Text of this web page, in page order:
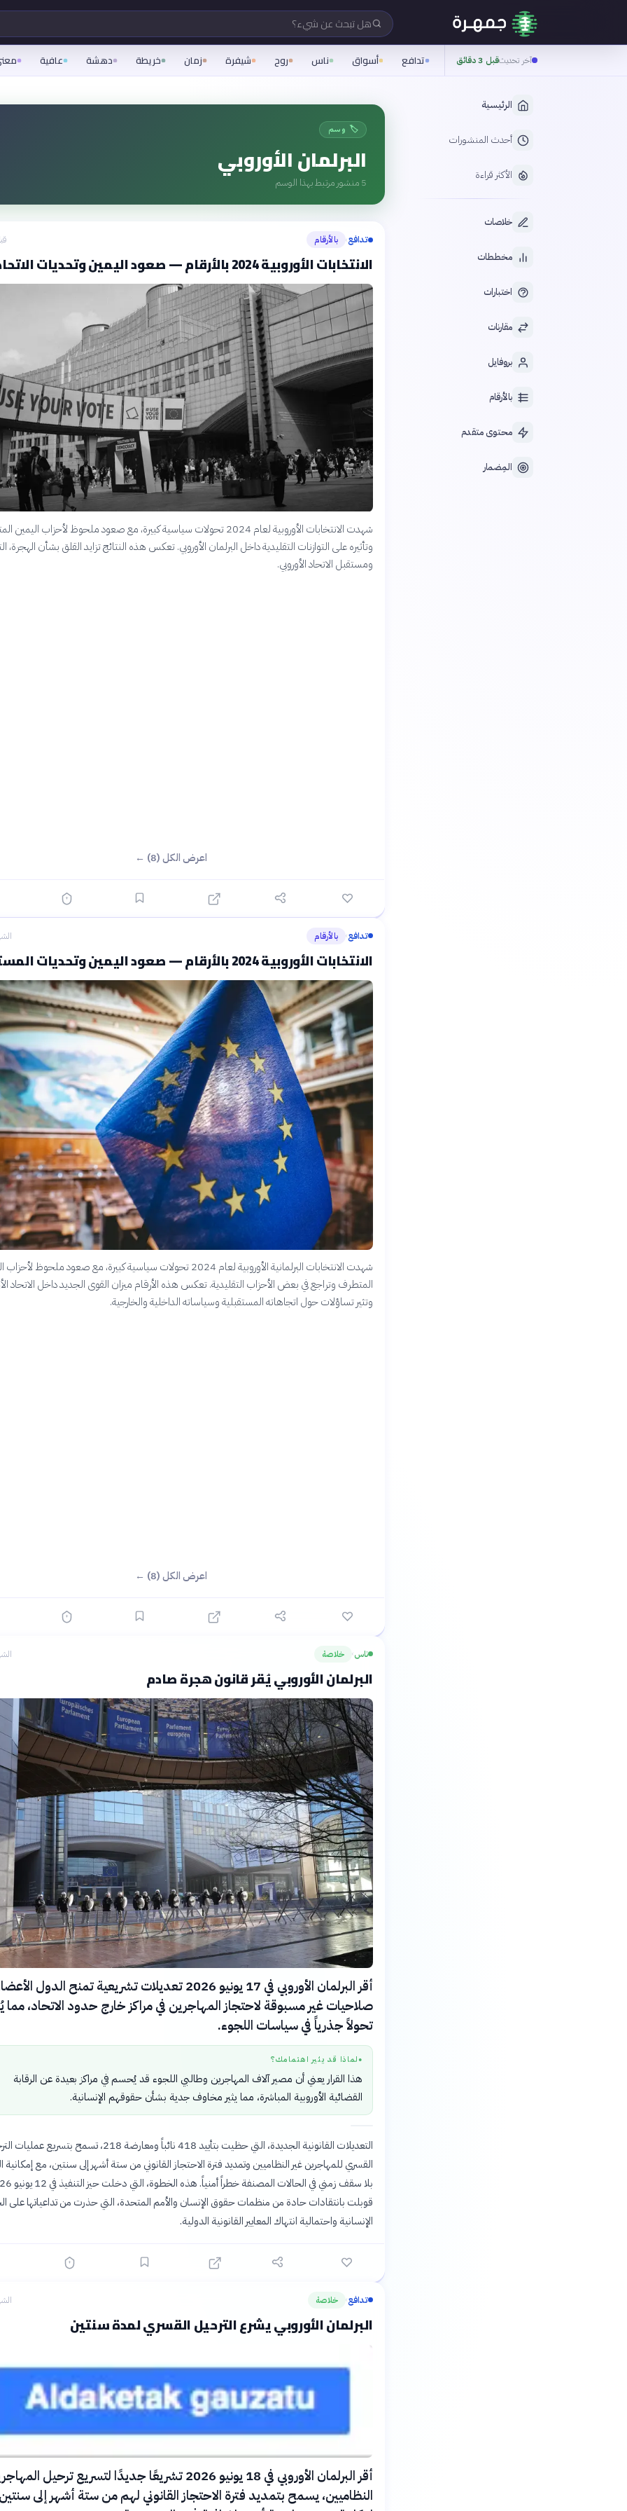
هل تبحث عن شيء؟
آخر تحديثقبل 3 دقائق تدافع أسواق ناس روح شيفرة زمان خريطة دهشة عافية
الرئيسية
أحدث المنشورات
الأكثر قراءة
خلاصات
مخططات
اختبارات
مقارنات
بروفايل
بالأرقام
محتوى متقدم
المِضمار
🏷️ وسم
البرلمان الأوروبي
5 منشور مرتبط بهذا الوسم
تدافع› بالأرقام قبل
الانتخابات الأوروبية 2024 بالأرقام — صعود اليمين وتحديات الاتحاد
شهدت الانتخابات الأوروبية لعام 2024 تحولات سياسية كبيرة، مع صعود ملحوظ لأحزاب
وتأثيره على التوازنات التقليدية داخل البرلمان الأوروبي. تعكس هذه النتائج تزايد القلق بشأن الهجرة،
ومستقبل الاتحاد الأوروبي.
اعرض الكل (8) ←
تدافع› بالأرقام
الانتخابات الأوروبية 2024 بالأرقام — صعود اليمين وتحديات المستقبل
شهدت الانتخابات البرلمانية الأوروبية لعام 2024 تحولات سياسية كبيرة، مع صعود ملحوظ
المتطرف وتراجع في بعض الأحزاب التقليدية. تعكس هذه الأرقام ميزان القوى الجديد داخل الاتحاد
وتثير تساؤلات حول اتجاهاته المستقبلية وسياساته الداخلية والخارجية.
اعرض الكل (8) ←
ناس› خلاصة
البرلمان الأوروبي يُقر قانون هجرة صادم
أقر البرلمان الأوروبي في 17 يونيو 2026 تعديلات تشريعية تمنح الدول
صلاحيات غير مسبوقة لاحتجاز المهاجرين في مراكز خارج حدود الاتحاد،
تحولاً جذرياً في سياسات اللجوء.
● لماذا قد يثير اهتمامك؟
هذا القرار يعني أن مصير آلاف المهاجرين وطالبي اللجوء قد يُحسم في مراكز بعيدة عن الرقابة
القضائية الأوروبية المباشرة، مما يثير مخاوف جدية بشأن حقوقهم الإنسانية.
التعديلات القانونية الجديدة، التي حظيت بتأييد 418 نائباً ومعارضة 218، تسمح بتسريع
القسري للمهاجرين غير النظاميين وتمديد فترة الاحتجاز القانوني من ستة أشهر إلى سنتين، مع إمكانية
قوبلت بانتقادات حادة من منظمات حقوق الإنسان والأمم المتحدة، التي حذرت من تداعياتها على
الإنسانية واحتمالية انتهاك المعايير القانونية الدولية.
تدافع› خلاصة
البرلمان الأوروبي يشرع الترحيل القسري لمدة سنتين
أقر البرلمان الأوروبي في 18 يونيو 2026 تشريعًا جديدًا لتسريع ترحيل
النظاميين، يسمح بتمديد فترة الاحتجاز القانوني لهم من ستة أشهر إلى